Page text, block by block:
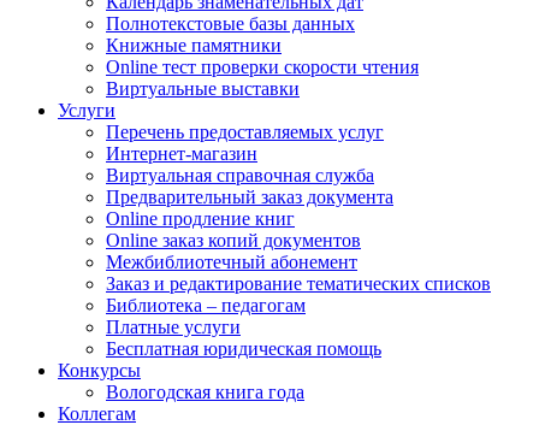
Полнотекстовые базы данных
Книжные памятники
Online тест проверки скорости чтения
Виртуальные выставки
Услуги
Перечень предоставляемых услуг
Интернет-магазин
Виртуальная справочная служба
Предварительный заказ документа
Online продление книг
Online заказ копий документов
Межбиблиотечный абонемент
Заказ и редактирование тематических списков
Библиотека – педагогам
Платные услуги
Бесплатная юридическая помощь
Конкурсы
Вологодская книга года
Коллегам